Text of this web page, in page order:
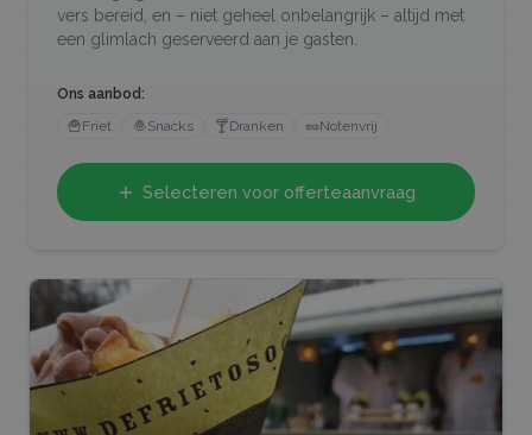
vers bereid, en – niet geheel onbelangrijk – altijd met
een glimlach geserveerd aan je gasten.
Ons aanbod:
🍟Friet 🧆Snacks 🍸Dranken 🥜Notenvrij
Selecteren voor offerteaanvraag